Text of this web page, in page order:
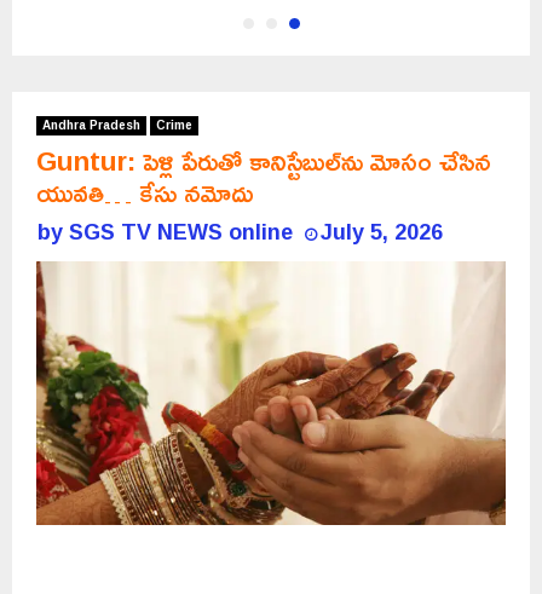
Andhra Pradesh Crime
Guntur: పెళ్లి పేరుతో కానిస్టేబుల్‌ను మోసం చేసిన
యువతి… కేసు నమోదు
bySGS TV NEWS online July 5, 2026